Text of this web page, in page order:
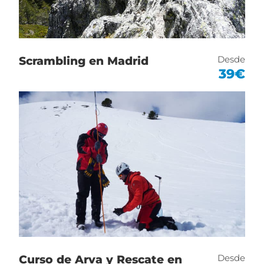
99€.
Si no encuentras aquí el curso que quieres
regalar, no te preocupes. Contacta con
nosotros y te preparamos cualquier curso
¡REGALA UN SUEÑO! ¡REGALA AVENTURA!
Incluye
Instructor titulado de curso elegido.
Curso de 2 días intensivos de formación
Scrambling en Madrid Desde
39€
Curso de Arva y Rescate en
Desde